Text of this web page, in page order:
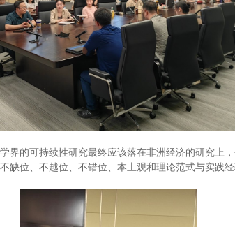
界的可持续性研究最终应该落在非洲经济的研究上
位、不越位、不错位、本土观和理论范式与实践